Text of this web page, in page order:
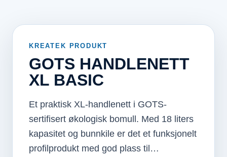
KREATEK PRODUKT
GOTS HANDLENETT
XL BASIC
Et praktisk XL-handlenett i GOTS-
sertifisert økologisk bomull. Med 18 liters
kapasitet og bunnkile er det et funksjonelt
profilprodukt med god plass til…